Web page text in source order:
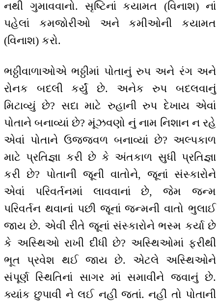
નથી ગુમાવવાનો. સૃષ્ટિનાં કયામત (વિનાશ) નાં
પહેલાં કમજોરીઓ અને કમીઓની કયામત
(વિનાશ) કરો.
ભઠ્ઠીવાળાઓએ ભઠ્ઠીમાં પોતાનું રુપ અને રંગ અને
રોનક બદલી કર્યું છે. અનેક રુપ બદલવાનું
મિટાવ્યું છે? સદા માટે રુહાની રુપ દેખાય એવાં
પોતાને બનાવ્યાં છે? મૂંઝવણો નું નામ નિશાન ન રહે
એવાં પોતાને ઉજ્જવળ બનાવ્યાં છે? અલ્પકાળ
માટે પ્રતિજ્ઞા કરી છે કે અંતકાળ સુધી પ્રતિજ્ઞા
કરી છે? પોતાની જૂની વાતોને, જૂનાં સંસ્કારોને
એવાં પરિવર્તનમાં લાવવાનાં છે, જેમ જન્મ
પરિવર્તન થવાનાં પછી જૂનાં જન્મની વાતો ભુલાઈ
જાય છે. એવી રીતે જૂનાં સંસ્કારોને ભસ્મ કર્યા છે
કે અસ્થિઓ રાખી દીધી છે? અસ્થિઓમાં ફરીથી
ભૂત પ્રવેશ થઈ જાય છે. એટલે અસ્થિઓને
સંપૂર્ણ સ્થિતિનાં સાગર માં સમાવીને જવાનું છે.
ક્યાંક છુપાવી ને લઈ નહીં જતાં. નહીં તો પોતાની